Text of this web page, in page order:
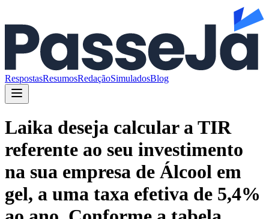
RespostasResumosRedaçãoSimuladosBlog
Laika deseja calcular a TIR
referente ao seu investimento
na sua empresa de Álcool em
gel, a uma taxa efetiva de 5,4%